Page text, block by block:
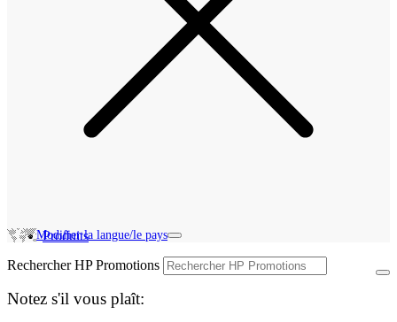
Produits
Modifier la langue/le pays
Rechercher HP Promotions
Notez s'il vous plaît: